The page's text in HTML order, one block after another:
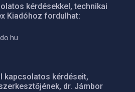
kérdésekkel, technikai
Kiadóhoz fordulhat:
kapcsolatos kérdéseit,
dr. Jámbor